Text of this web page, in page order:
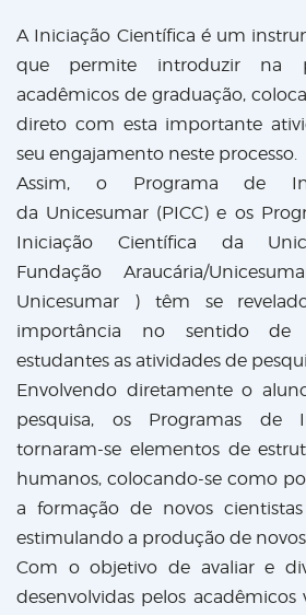
A Iniciação Científica é um
que permite introduzir na
acadêmicos de graduação,
direto com esta importante
seu engajamento neste processo.
Assim, o Programa de
da Unicesumar (PICC) e os
Iniciação Científica da
Fundação Araucária/
Unicesumar ) têm se
importância no sentido de
estudantes as atividades de
Envolvendo diretamente o
pesquisa, os Programas de
tornaram-se elementos de
humanos, colocando-se como
a formação de novos
estimulando a produção de
Com o objetivo de avaliar e
desenvolvidas pelos acadêmicos